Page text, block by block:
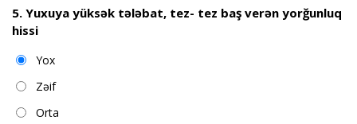
5. Yuxuya yüksək tələbat, tez- tez baş verən yorğunluq
hissi
Yox
Zəif
Orta